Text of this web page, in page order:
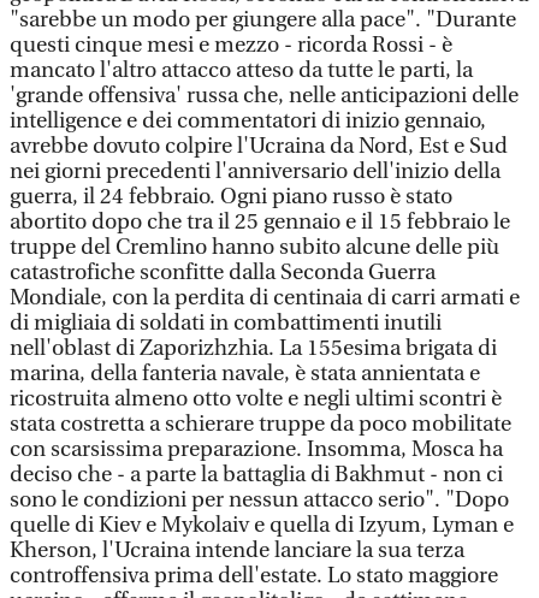
"sarebbe un modo per giungere alla pace". "Durante
questi cinque mesi e mezzo - ricorda Rossi - è
mancato l'altro attacco atteso da tutte le parti, la
'grande offensiva' russa che, nelle anticipazioni delle
intelligence e dei commentatori di inizio gennaio,
avrebbe dovuto colpire l'Ucraina da Nord, Est e Sud
nei giorni precedenti l'anniversario dell'inizio della
guerra, il 24 febbraio. Ogni piano russo è stato
abortito dopo che tra il 25 gennaio e il 15 febbraio le
truppe del Cremlino hanno subito alcune delle più
catastrofiche sconfitte dalla Seconda Guerra
Mondiale, con la perdita di centinaia di carri armati e
di migliaia di soldati in combattimenti inutili
nell'oblast di Zaporizhzhia. La 155esima brigata di
marina, della fanteria navale, è stata annientata e
ricostruita almeno otto volte e negli ultimi scontri è
stata costretta a schierare truppe da poco mobilitate
con scarsissima preparazione. Insomma, Mosca ha
deciso che - a parte la battaglia di Bakhmut - non ci
sono le condizioni per nessun attacco serio". "Dopo
quelle di Kiev e Mykolaiv e quella di Izyum, Lyman e
Kherson, l'Ucraina intende lanciare la sua terza
controffensiva prima dell'estate. Lo stato maggiore